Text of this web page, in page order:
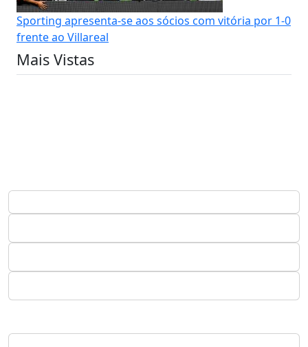
Sporting apresenta-se aos sócios com vitória por 1-0
frente ao Villareal
Mais Vistas